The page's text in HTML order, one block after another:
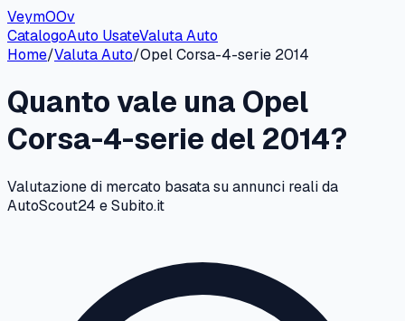
VeymOOv
CatalogoAuto UsateValuta Auto
Home/Valuta Auto/OpelCorsa-4-serie 2014
Quanto vale una Opel
Corsa-4-serie del 2014?
Valutazione di mercato basata su annunci reali da
AutoScout24 e Subito.it